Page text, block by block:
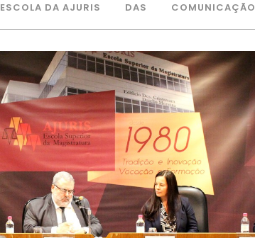
ESCOLA DA AJURIS DAS COMUNICAÇÃO